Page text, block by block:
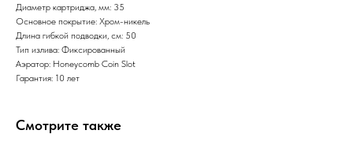
Диаметр картриджа, мм: 35
Основное покрытие: Хром-никель
Длина гибкой подводки, см: 50
Тип излива: Фиксированный
Аэратор: Honeycomb Coin Slot
Гарантия: 10 лет
Смотрите также